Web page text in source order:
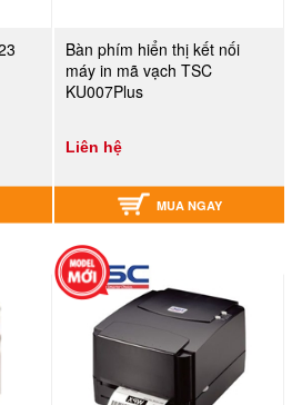
Bàn phím hiển thị kết nối
máy in mã vạch TSC
KU007Plus
Liên hệ
MUA NGAY